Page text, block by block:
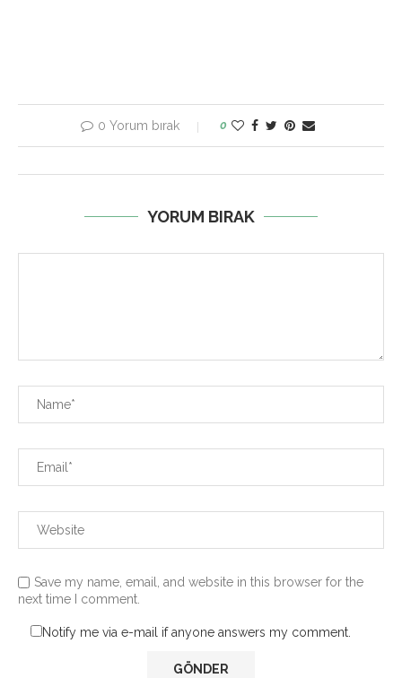
0 Yorum bırak 0
YORUM BIRAK
Save my name, email, and website in this browser for the
next time I comment.
Notify me via e-mail if anyone answers my comment.